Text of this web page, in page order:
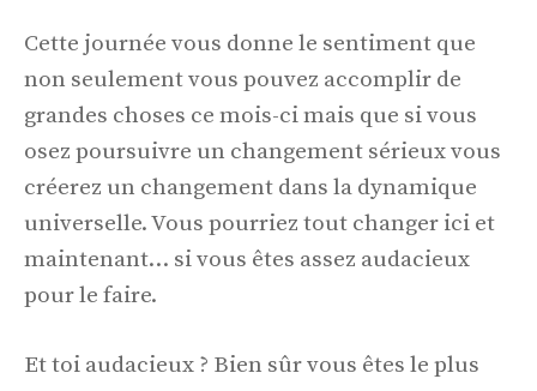
Cette journée vous donne le sentiment que
non seulement vous pouvez accomplir de
grandes choses ce mois-ci mais que si vous
osez poursuivre un changement sérieux vous
créerez un changement dans la dynamique
universelle. Vous pourriez tout changer ici et
maintenant… si vous êtes assez audacieux
pour le faire.
Et toi audacieux ? Bien sûr vous êtes le plus